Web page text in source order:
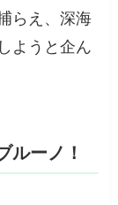
らえ、深海
ようと企ん
ルーノ！